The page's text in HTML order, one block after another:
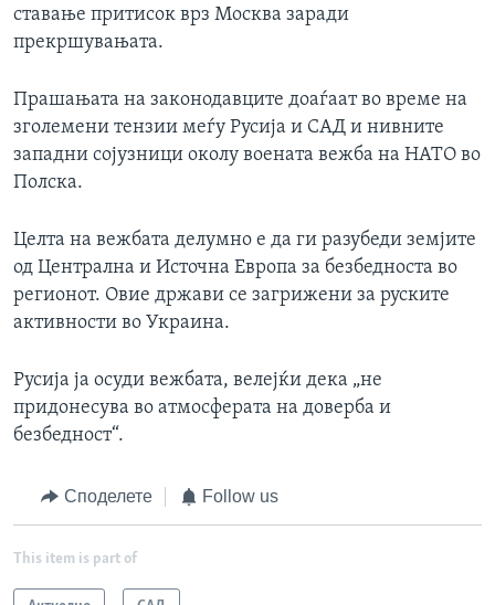
ставање притисок врз Москва заради
прекршувањата.
Прашањата на законодавците доаѓаат во време на
зголемени тензии меѓу Русија и САД и нивните
западни сојузници околу воената вежба на НАТО во
Полска.
Целта на вежбата делумно е да ги разубеди земјите
од Централна и Источна Европа за безбедноста во
регионот. Овие држави се загрижени за руските
активности во Украина.
Русија ја осуди вежбата, велејќи дека „не
придонесува во атмосферата на доверба и
безбедност“.
Споделете Follow us
This item is part of